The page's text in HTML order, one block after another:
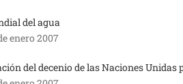
del agua
enero 2007
del decenio de las Naciones Unidas